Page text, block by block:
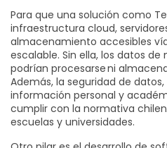
Para que una solución como
infraestructura cloud,
almacenamiento accesibles
escalable. Sin ella, los datos de
podrían procesarse ni
Además, la seguridad de datos,
información personal y
cumplir con la normativa
escuelas y universidades.